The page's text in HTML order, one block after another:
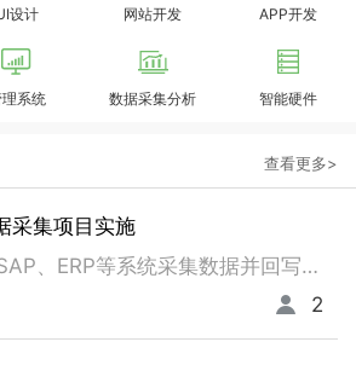
设计 网站开发 APP开发
系统 数据采集分析 智能硬件
查看更多>
采集项目实施
RPA项目实施，从SAP、ERP等系统采集数据并回写。请注意以下要求，不符合者请勿扰！ 1、熟悉掌握国内主流RPA设计实施，如弘玑、来也、艺赛旗等产品； 2、有大中型企业RPA流程设计、实施项目经验； 3、非远程、需要现场实施！！！！！！！
2